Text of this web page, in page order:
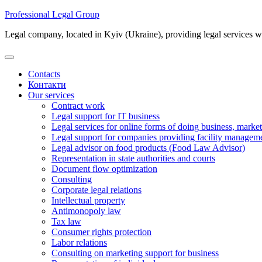
Skip
content
Professional Legal Group
Legal company, located in Kyiv (Ukraine), providing legal services
Contacts
Контакти
Our services
Contract work
Legal support for IT business
Legal services for online forms of doing business,
Legal support for companies providing facility
Legal advisor on food products (Food Law Advisor)
Representation in state authorities and courts
Document flow optimization
Consulting
Corporate legal relations
Intellectual property
Antimonopoly law
Tax law
Consumer rights protection
Labor relations
Consulting on marketing support for business